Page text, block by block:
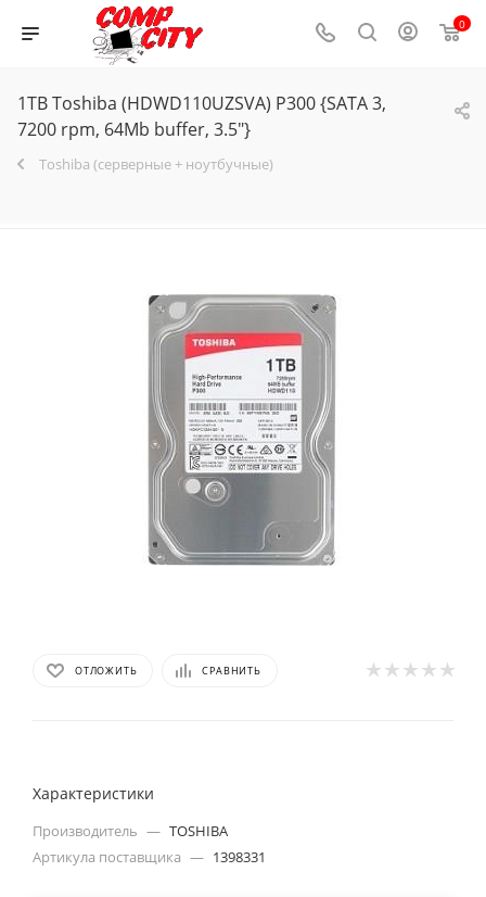
0
1TB Toshiba (HDWD110UZSVA) P300 {SATA 3,
7200 rpm, 64Mb buffer, 3.5"}
Toshiba (серверные + ноутбучные)
ОТЛОЖИТЬ СРАВНИТЬ
Характеристики
Производитель — TOSHIBA
Артикула поставщика — 1398331